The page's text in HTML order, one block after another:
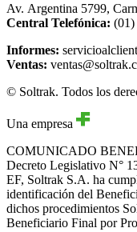
Av. Argentina 5799,
Central Telefónica: (01)
Informes:
Ventas:
© Soltrak. Todos los
Una empresa
COMUNICADO
Decreto Legislativo N°
EF, Soltrak S.A. ha
identificación del
dichos procedimientos
Beneficiario Final por